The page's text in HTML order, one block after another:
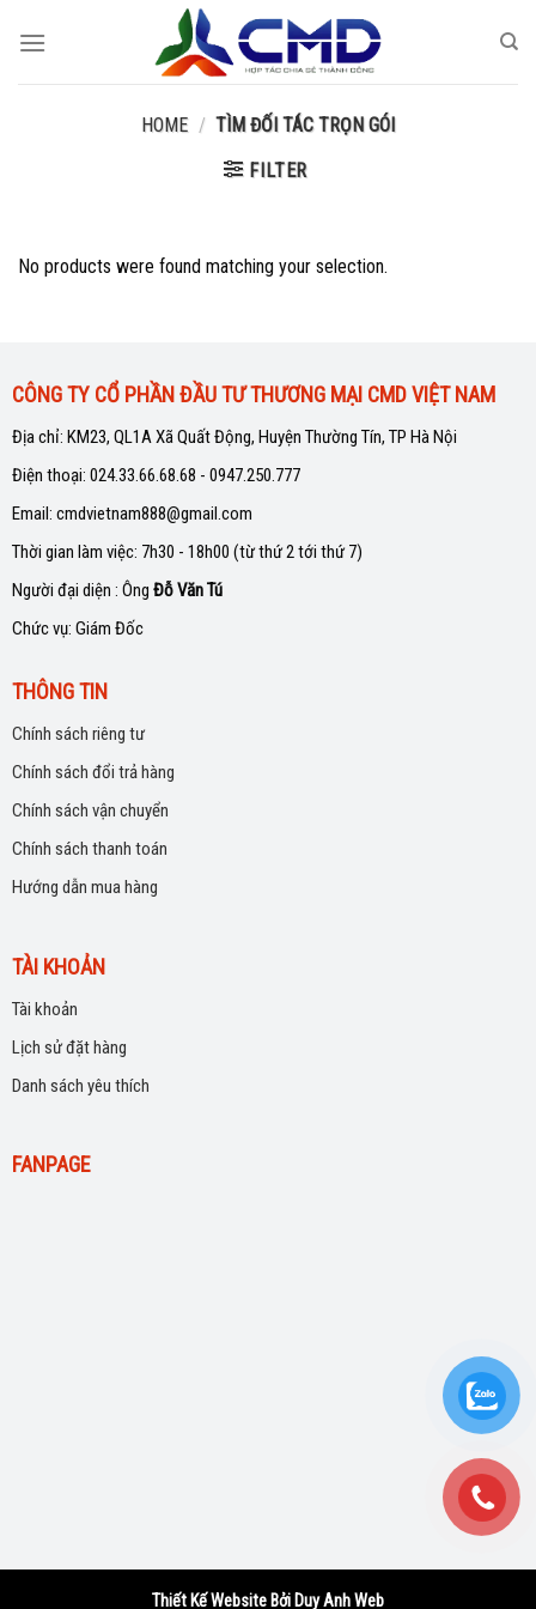
HOME / TÌM ĐỐI TÁC TRỌN GÓI
FILTER
No products were found matching your selection.
CÔNG TY CỔ PHẦN ĐẦU TƯ THƯƠNG MẠI CMD VIỆT NAM
Địa chỉ: KM23, QL1A Xã Quất Động, Huyện Thường Tín, TP Hà Nội
Điện thoại: 024.33.66.68.68 - 0947.250.777
Email: cmdvietnam888@gmail.com
Thời gian làm việc: 7h30 - 18h00 (từ thứ 2 tới thứ 7)
Người đại diện : Ông Đỗ Văn Tú
Chức vụ: Giám Đốc
THÔNG TIN
Chính sách riêng tư
Chính sách đổi trả hàng
Chính sách vận chuyển
Chính sách thanh toán
Hướng dẫn mua hàng
TÀI KHOẢN
Tài khoản
Lịch sử đặt hàng
Danh sách yêu thích
FANPAGE
Thiết Kế Website Bởi Duy Anh Web